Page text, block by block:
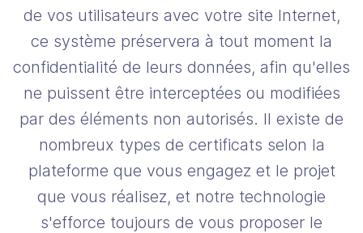
de vos utilisateurs avec votre site Internet,
ce système préservera à tout moment la
confidentialité de leurs données, afin qu'elles
ne puissent être interceptées ou modifiées
par des éléments non autorisés. Il existe de
nombreux types de certificats selon la
plateforme que vous engagez et le projet
que vous réalisez, et notre technologie
s'efforce toujours de vous proposer le